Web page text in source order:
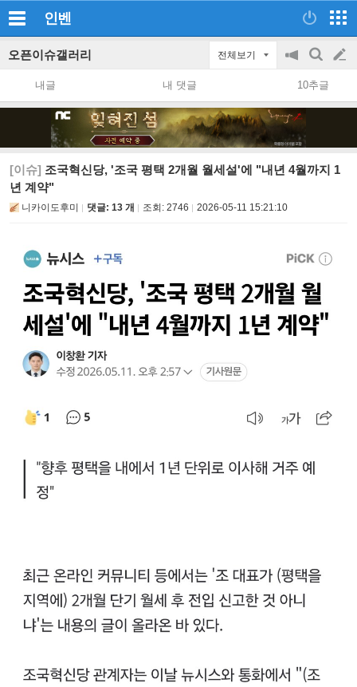
인벤
오픈이슈갤러리 전체보기
공
지
on/off
검
색
글
쓰
내글 내 댓글 10추글
[이슈] 조국혁신당, '조국 평택 2개월 월세설'에 "내년 4월까지 1
년 계약"
니카이도후미 댓글: 13 개 조회: 2746 2026-05-11 15:21:10